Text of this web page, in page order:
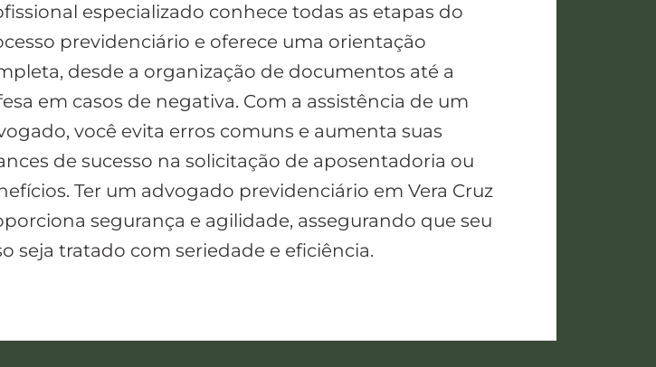
especializado conhece todas as etapas do
previdenciário e oferece uma orientação
desde a organização de documentos até a
em casos de negativa. Com a assistência de um
você evita erros comuns e aumenta suas
de sucesso na solicitação de aposentadoria ou
Ter um advogado previdenciário em Vera Cruz
segurança e agilidade, assegurando que seu
seja tratado com seriedade e eficiência.